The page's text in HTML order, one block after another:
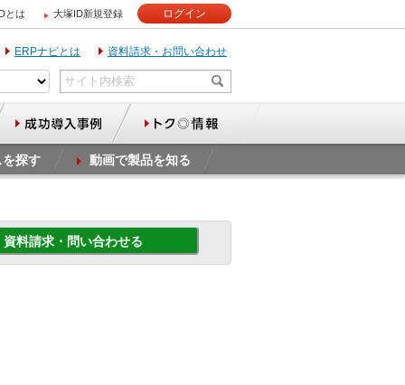
とは 大塚ID新規登録 ログイン
ERPナビとは 資料請求・お問い合わせ
探す 動画で製品を知る
資料請求・問い合わせる